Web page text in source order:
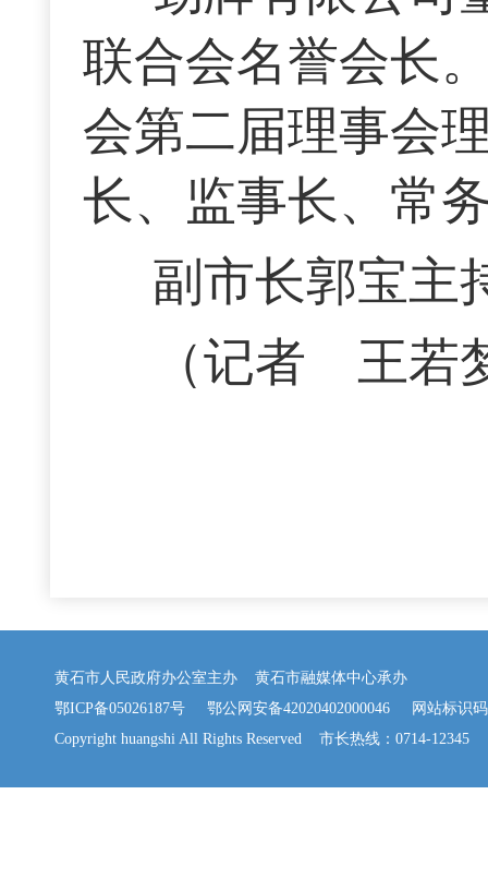
联合会名誉会长
会第二届理事会
长、监事长、常
副市长郭宝主
（记者 王若
黄石市人民政府办公室主办 黄石市融媒体中心承办
鄂ICP备05026187号
鄂公网安备42020402000046 网站标识码
Copyright huangshi All Rights Reserved 市长热线：0714-12345